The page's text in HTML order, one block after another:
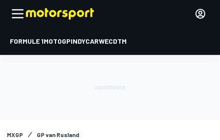
FORMULE 1MOTOGPINDYCARWECDTM
MXGP GP van Rusland